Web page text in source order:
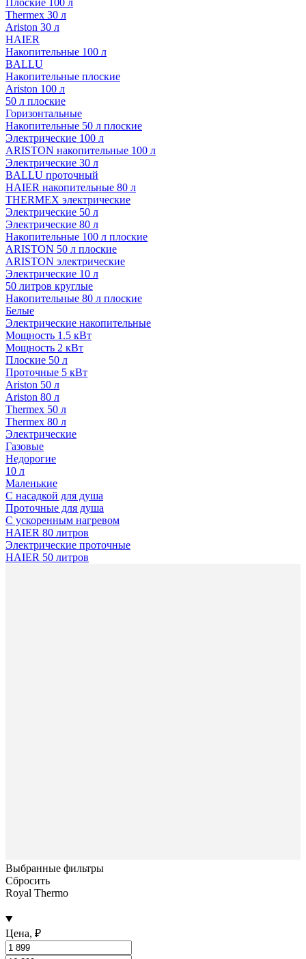
Thermex 30 л
Ariston 30 л
HAIER
Накопительные 100 л
BALLU
Накопительные плоские
Ariston 100 л
50 л плоские
Горизонтальные
Накопительные 50 л плоские
Электрические 100 л
ARISTON накопительные 100 л
Электрические 30 л
BALLU проточный
HAIER накопительные 80 л
THERMEX электрические
Электрические 50 л
Электрические 80 л
Накопительные 100 л плоские
ARISTON 50 л плоские
ARISTON электрические
Электрические 10 л
50 литров круглые
Накопительные 80 л плоские
Белые
Электрические накопительные
Мощность 1.5 кВт
Мощность 2 кВт
Плоские 50 л
Проточные 5 кВт
Ariston 50 л
Ariston 80 л
Thermex 50 л
Thermex 80 л
Электрические
Газовые
Недорогие
10 л
Маленькие
С насадкой для душа
Проточные для душа
С ускоренным нагревом
HAIER 80 литров
Электрические проточные
HAIER 50 литров
Выбранные фильтры
Сбросить
Royal Thermo
Цена, ₽